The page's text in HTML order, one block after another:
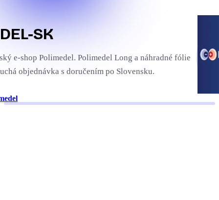
SK
e-shop Polimedel. Polimedel Long a náhradné fólie
objednávka s doručením po Slovensku.